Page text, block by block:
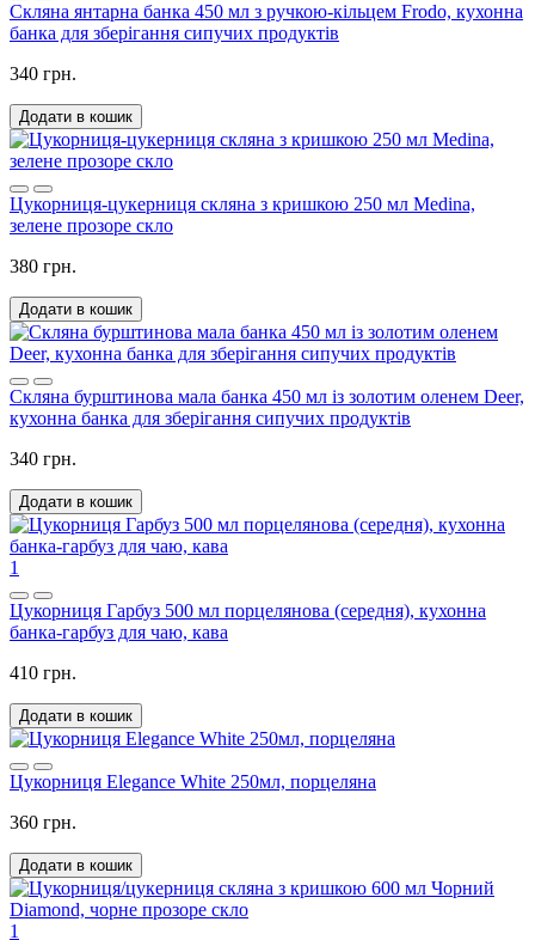
Скляна янтарна банка 450 мл з ручкою-кільцем Frodo, кухонна
банка для зберігання сипучих продуктів
340 грн.
Додати в кошик
Цукорниця-цукерниця скляна з кришкою 250 мл Medina,
зелене прозоре скло
380 грн.
Додати в кошик
Скляна бурштинова мала банка 450 мл із золотим оленем Deer,
кухонна банка для зберігання сипучих продуктів
340 грн.
Додати в кошик
1
Цукорниця Гарбуз 500 мл порцелянова (середня), кухонна
банка-гарбуз для чаю, кава
410 грн.
Додати в кошик
Цукорниця Elegance White 250мл, порцеляна
360 грн.
Додати в кошик
1